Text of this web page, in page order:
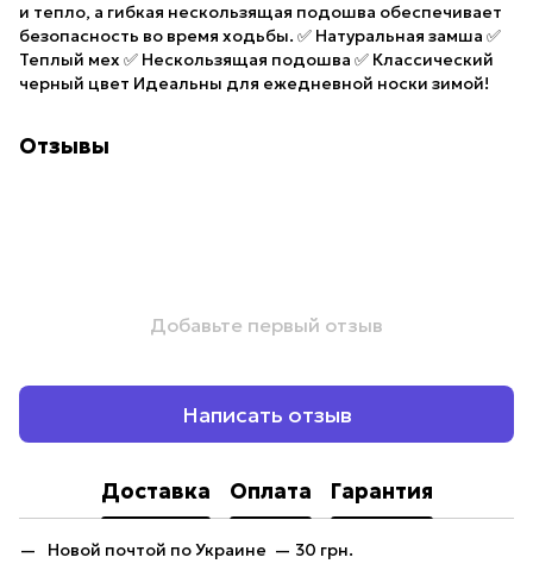
и тепло, а гибкая нескользящая подошва обеспечивает
безопасность во время ходьбы. ✅ Натуральная замша ✅
Теплый мех ✅ Нескользящая подошва ✅ Классический
черный цвет Идеальны для ежедневной носки зимой!
Отзывы
Добавьте первый отзыв
Написать отзыв
Доставка Оплата Гарантия
Новой почтой по Украине — 30 грн.